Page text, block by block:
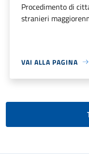
Procedimento di
stranieri
VAI ALLA PAGINA